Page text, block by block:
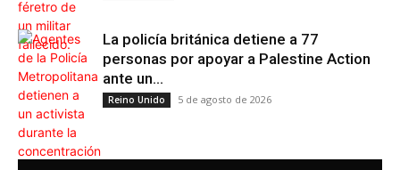
La policía británica detiene a 77
personas por apoyar a Palestine Action
ante un...
Reino Unido 5 de agosto de 2026